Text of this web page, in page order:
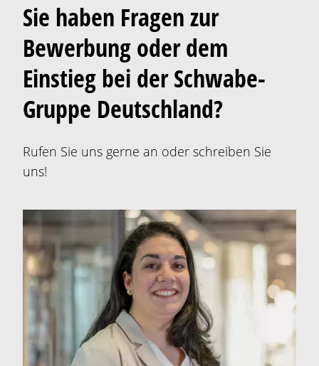
Sie haben Fragen zur
Bewerbung oder dem
Einstieg bei der Schwabe-
Gruppe Deutschland?
Rufen Sie uns gerne an oder schreiben Sie
uns!